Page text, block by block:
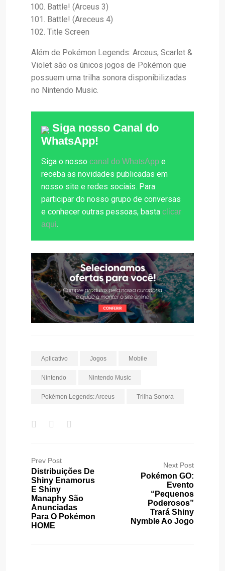
Battle! (Arceus 3)
Battle! (Areceus 4)
Title Screen
Além de Pokémon Legends: Arceus, Scarlet &
Violet são os únicos jogos de Pokémon que
possuem uma trilha sonora disponibilizadas
no Nintendo Music.
Siga nosso Canal do
WhatsApp!
Siga o nosso canal do WhatsApp e
receba as novidades publicadas em
nosso site e redes sociais. Para
participar do nosso grupo de conversas
e conhecer outras pessoas, basta clicar
aqui.
Aplicativo Jogos Mobile
Nintendo Nintendo Music
Pokémon Legends: Arceus Trilha Sonora
Prev Post
Distribuições De
Shiny Enamorus
E Shiny
Manaphy São
Anunciadas
Para O Pokémon
HOME
Next Post
Pokémon GO:
Evento
“Pequenos
Poderosos”
Trará Shiny
Nymble Ao Jogo